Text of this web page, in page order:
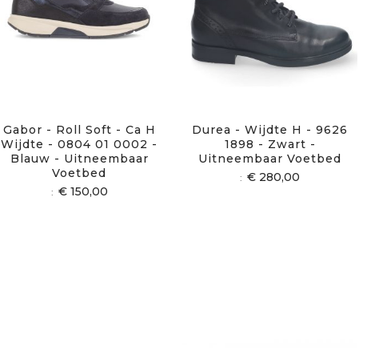
Gabor - Roll Soft - Ca H
Wijdte - 0804 01 0002 -
Blauw - Uitneembaar
Voetbed
€ 150,00
Durea - Wijdte H - 9626
1898 - Zwart -
Uitneembaar Voetbed
€ 280,00